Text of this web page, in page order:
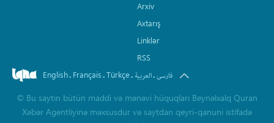
Arxiv
Axtarış
Linklər
RSS
English. Français.Türkçe. العربیة.فارسی
© Bu saytın bütün maddi və mənəvi hüquqları Beynəlxalq Quran
Xəbər Agentliyinə məxsusdur və saytdan qeyri-qanuni istifadə